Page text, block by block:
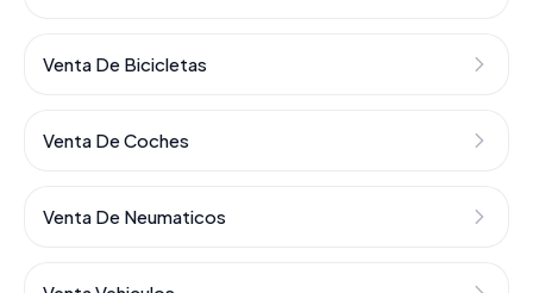
Venta De Bicicletas
Venta De Coches
Venta De Neumaticos